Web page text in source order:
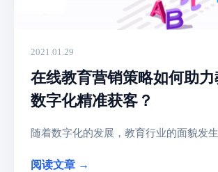
2021.01.29
在线教育营销策略如何助
数字化精准获客？
随着数字化的发展，教育行业的面貌发
阅读文章 →